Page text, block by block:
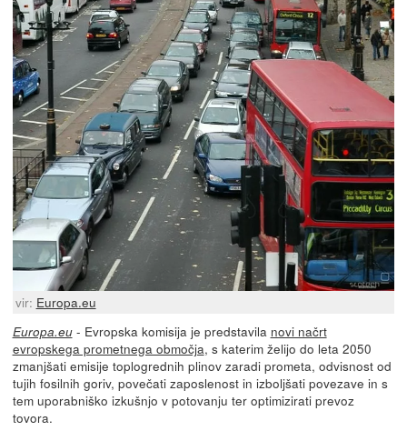
vir: Europa.eu
Europa.eu- Evropska komisija je predstavila novi načrt
evropskega prometnega območja, s katerim želijo do leta 2050
zmanjšati emisije toplogrednih plinov zaradi prometa, odvisnost od
tujih fosilnih goriv, povečati zaposlenost in izboljšati povezave in s
tem uporabniško izkušnjo v potovanju ter optimizirati prevoz
tovora.